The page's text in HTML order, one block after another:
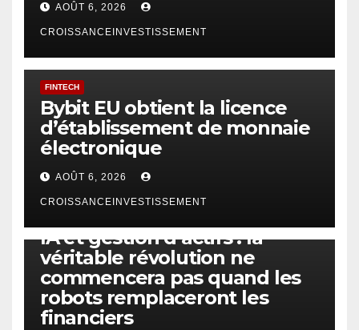
AOÛT 6, 2026
CROISSANCEINVESTISSEMENT
FINTECH
Bybit EU obtient la licence
d’établissement de monnaie
électronique
AOÛT 6, 2026
CROISSANCEINVESTISSEMENT
IA et gestion d’actifs : la
véritable révolution ne
commencera pas quand les
robots remplaceront les
financiers